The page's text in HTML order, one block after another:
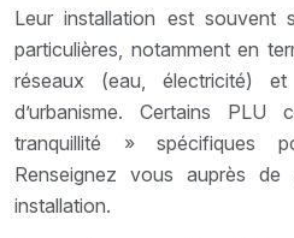
Leur installation est souvent
particulières, notamment en
réseaux (eau, électricité)
d’urbanisme. Certains
tranquillité » spécifiques
Renseignez vous auprès
installation.